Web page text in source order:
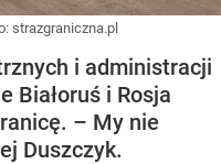
strazgraniczna.pl
i administracji
Białoruś i Rosja
– My nie
Duszczyk.